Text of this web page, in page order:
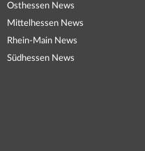
Osthessen News
Mittelhessen News
Rhein-Main News
Südhessen News